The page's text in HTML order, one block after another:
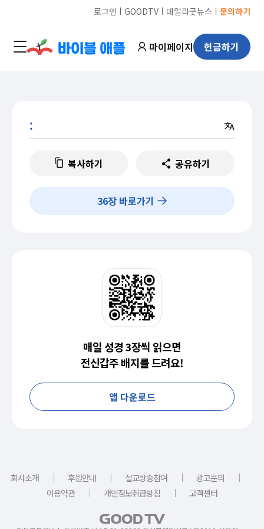
로그인 ㅣ GOODTVㅣ 데일리굿뉴스 ㅣ 문의하기
마이페이지 헌금하기
:
복사하기 공유하기
36장 바로가기
매일 성경 3장씩 읽으면
전신갑주 배지를 드려요!
앱 다운로드
회사소개 ｜ 후원안내 ｜ 설교방송참여 ｜ 광고문의
｜
이용약관
｜ 개인정보취급방침 ｜ 고객센터